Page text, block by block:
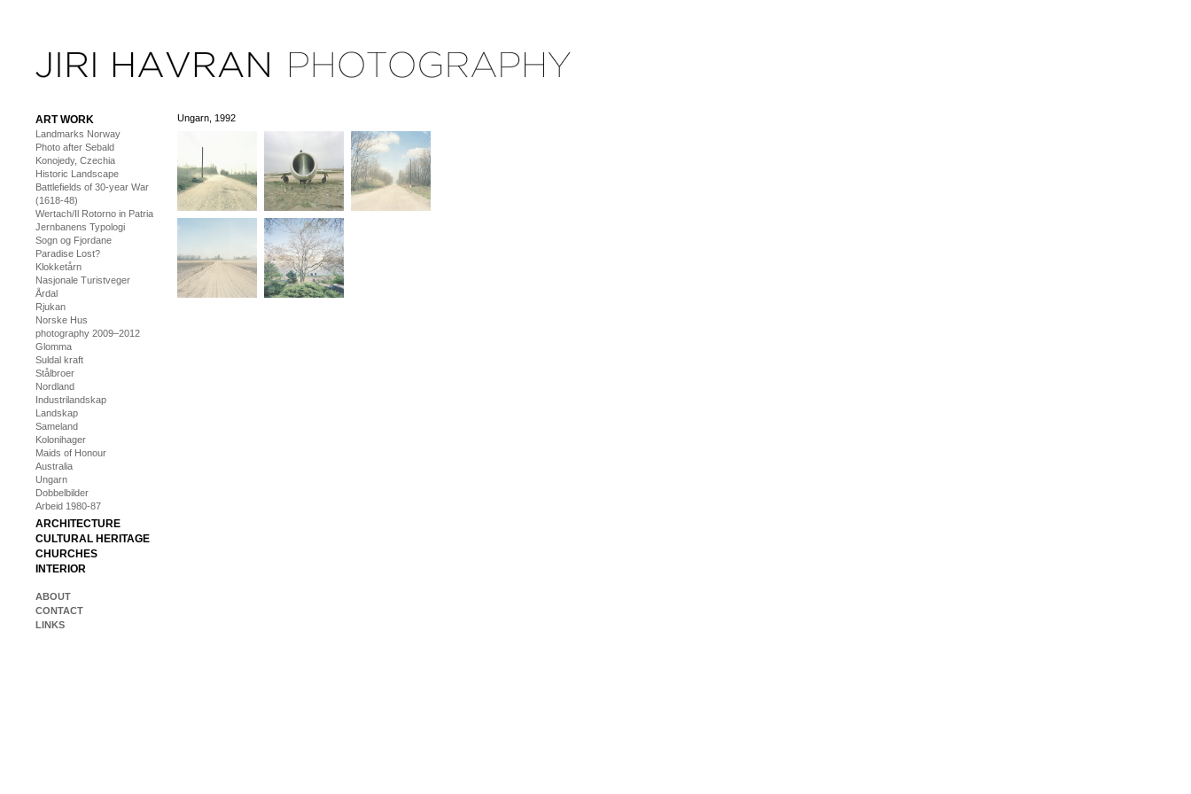
ART WORK
Landmarks Norway
Photo after Sebald
Konojedy, Czechia
Historic Landscape
Battlefields of 30-year War
(1618-48)
Wertach/Il Rotorno in Patria
Jernbanens Typologi
Sogn og Fjordane
Paradise Lost?
Klokketårn
Nasjonale Turistveger
Årdal
Rjukan
Norske Hus
photography 2009–2012
Glomma
Suldal kraft
Stålbroer
Nordland
Industrilandskap
Landskap
Sameland
Kolonihager
Maids of Honour
Australia
Ungarn
Dobbelbilder
Arbeid 1980-87
ARCHITECTURE
CULTURAL HERITAGE
CHURCHES
INTERIOR
ABOUT
CONTACT
LINKS
Ungarn, 1992